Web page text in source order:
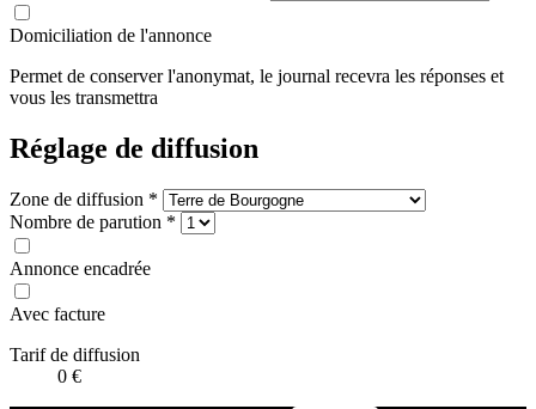
Domiciliation de l'annonce
Permet de conserver l'anonymat, le journal recevra les réponses et
vous les transmettra
Réglage de diffusion
Zone de diffusion *
Nombre de parution *
Annonce encadrée
Avec facture
Tarif de diffusion
0 €